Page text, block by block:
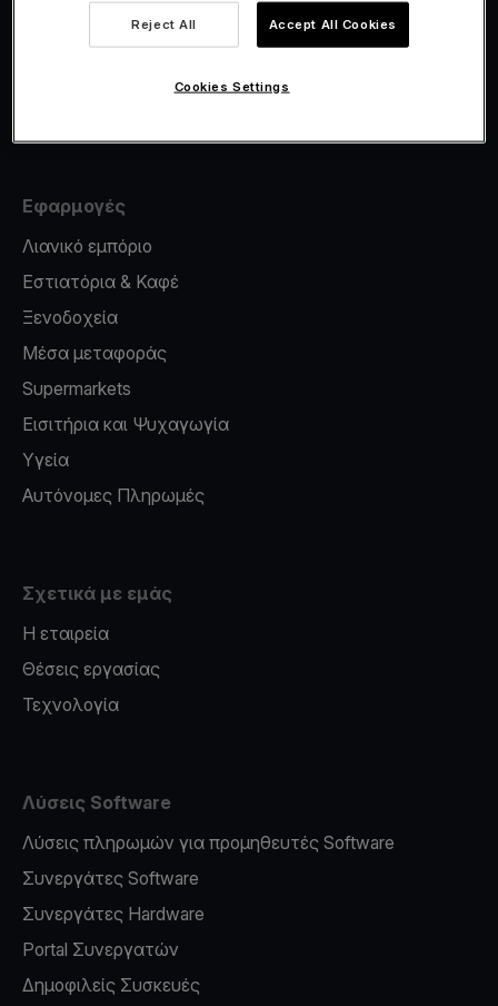
Έκδοση καρτών
Εφαρμογές
Λιανικό εμπόριο
Εστιατόρια & Καφέ
Ξενοδοχεία
Μέσα μεταφοράς
Supermarkets
Εισιτήρια και Ψυχαγωγία
Υγεία
Αυτόνομες Πληρωμές
Σχετικά με εμάς
Η εταιρεία
Θέσεις εργασίας
Τεχνολογία
Λύσεις Software
Λύσεις πληρωμών για προμηθευτές Software
Συνεργάτες Software
Συνεργάτες Hardware
Portal Συνεργατών
Δημοφιλείς Συσκευές
Reject All Accept All Cookies
Cookies Settings